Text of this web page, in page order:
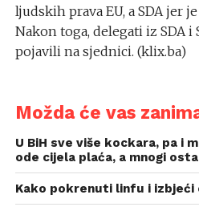
ljudskih prava EU, a SDA jer
Nakon toga, delegati iz SDA i
pojavili na sjednici. (klix.ba)
Možda će vas
U BiH sve više kockara, pa i
ode cijela plaća, a mnogi
Kako pokrenuti linfu i izbjeći